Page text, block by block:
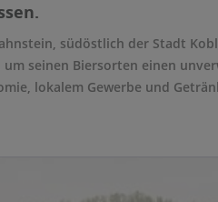
südöstlich der Stadt
seinen Biersorten einen
lokalem Gewerbe und